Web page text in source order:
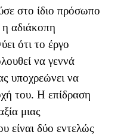
στο ίδιο πρόσωπο
αδιάκοπη
ότι το έργο
να γεννά
υποχρεώνει να
του. Η επίδραση
μιας
είναι δύο εντελώς